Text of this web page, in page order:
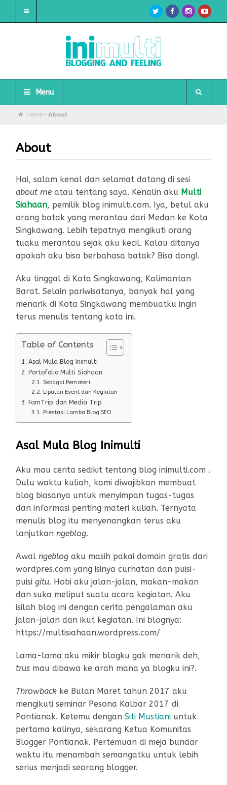
Menu
Home» About
About
Hai, salam kenal dan selamat datang di sesi
about me atau tentang saya. Kenalin aku Multi
Siahaan, pemilik blog inimulti.com. Iya, betul aku
orang batak yang merantau dari Medan ke Kota
Singkawang. Lebih tepatnya mengikuti orang
tuaku merantau sejak aku kecil. Kalau ditanya
apakah aku bisa berbahasa batak? Bisa dong!.
Aku tinggal di Kota Singkawang, Kalimantan
Barat. Selain pariwisatanya, banyak hal yang
menarik di Kota Singkawang membuatku ingin
terus menulis tentang kota ini.
Table of Contents
Asal Mula Blog Inimulti
Portofolio Multi Siahaan
Sebagai Pemateri
Liputan Event dan Kegiatan
FamTrip dan Media Trip
Prestasi Lomba Blog SEO
Asal Mula Blog Inimulti
Aku mau cerita sedikit tentang blog inimulti.com .
Dulu waktu kuliah, kami diwajibkan membuat
blog biasanya untuk menyimpan tugas-tugas
dan informasi penting materi kuliah. Ternyata
menulis blog itu menyenangkan terus aku
lanjutkanngeblog.
Awalngeblog aku masih pakai domain gratis dari
wordpres.com yang isinya curhatan dan puisi-
puisigitu. Hobi aku jalan-jalan, makan-makan
dan suka meliput suatu acara kegiatan. Aku
isilah blog ini dengan cerita pengalaman aku
jalan-jalan dan ikut kegiatan. Ini blognya:
https://multisiahaan.wordpress.com/
Lama-lama aku mikir blogku gak menarik deh,
trus mau dibawa ke arah mana ya blogku ini?.
Throwback ke Bulan Maret tahun 2017 aku
mengikuti seminar Pesona Kalbar 2017 di
Pontianak. Ketemu denganSiti Mustiani untuk
pertama kalinya, sekarang Ketua Komunitas
Blogger Pontianak. Pertemuan di meja bundar
waktu itu menambah semangatku untuk lebih
serius menjadi seorang blogger.